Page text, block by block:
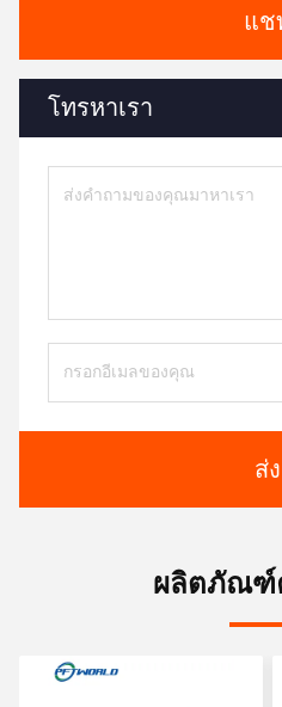
แช
โทรหาเรา
ส่ง
ผลิตภัณฑ์